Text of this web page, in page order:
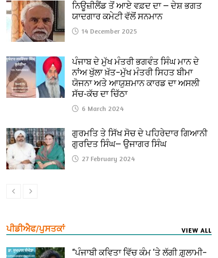
ਨਿਊਜ਼ੀਲੈਂਡ ਤੋਂ ਆਏ ਵਫ਼ਦ ਦਾ — ਦੇਸ਼ ਭਗਤ
ਯਾਦਗਾਰ ਕਮੇਟੀ ਵੱਲੋਂ ਸਨਮਾਨ
14 December 2025
ਪੰਜਾਬ ਦੇ ਮੁੱਖ ਮੰਤਰੀ ਭਗਵੰਤ ਸਿੰਘ ਮਾਨ ਦੇ
ਨਾਂਅ ਖੁੱਲਾ ਖ਼ੱਤ–ਮੁੱਖ ਮੰਤਰੀ ਸਿਹਤ ਬੀਮਾ
ਯੋਜਨਾ ਅਤੇ ਆਯੁਸ਼ਮਾਨ ਕਾਰਡ ਦਾ ਅਸਲੀ
ਸੱਚ-ਕੱਚ ਦਾ ਚਿੱਠਾ
6 March 2024
ਗੁਰਮਤਿ ਤੇ ਸਿੱਖ ਸੋਚ ਦੇ ਪਹਿਰੇਦਾਰ ਗਿਆਨੀ
ਗੁਰਦਿਤ ਸਿੰਘ— ਉਜਾਗਰ ਸਿੰਘ
27 February 2024
ਪੀਡੀਐਫ/ਪੁਸਤਕਾਂ VIEW ALL
“ਪੰਜਾਬੀ ਕਵਿਤਾ ਵਿੱਚ ਕੰਮ ‘ਤੇ ਲੱਗੀ ਗ਼ੁਲਾਮੀ–